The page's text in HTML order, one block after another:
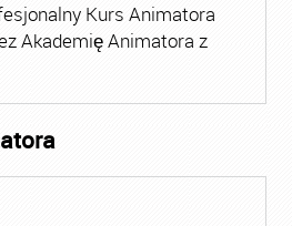
Kurs Animatora
Akademię Animatora z